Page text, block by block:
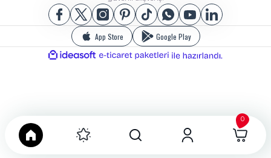
App Store Google Play
0
ideasoft
e-